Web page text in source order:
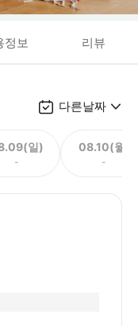
정보 리뷰
다른날짜
일)
-
08.10(월)
-